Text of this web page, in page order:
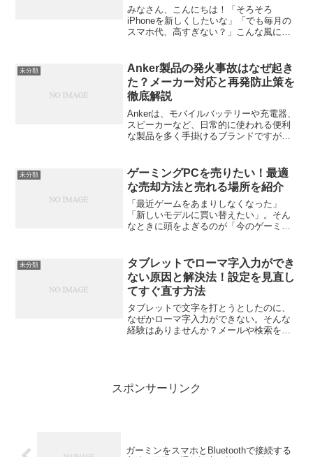
みなさん、こんにちは！「そろそろ
iPhoneを新しくしたいな」「でも毎月の
スマホ代、高すぎない？」こんな風に思
バンクといった大手キャリアでiPhoneを
使っていると、...
未分類
Anker製品の発火事故はなぜ起き
た？メーカー対応と再発防止策を
徹底解説
Ankerは、モバイルバッテリーや充電器、
スピーカーなど、日常的に使われる便利
な製品を多く手掛けるブランドですが、
発火や爆発のリスクが指摘され、消費者
からの不安も広がっ...
未分類
ゲーミングPCを売りたい！最適
な売却方法と売れる場所を紹介
「最近ゲームをあまりしなくなった」
「新しいモデルに買い替えたい」。そん
なときに頭をよぎるのが「今のゲーミン
だPCだからこそ、少しでも高く、安心し
て売りたいですよね。こ...
未分類
タブレットでローマ字入力ができ
ない原因と解決法！設定を見直し
てすぐ直す方法
タブレットで文字を打とうとしたのに、
なぜかローマ字入力ができない。そんな
経験はありませんか？メールや検索をし
スポンサーリンク
ガーミンをスマホとBluetoothで接続する